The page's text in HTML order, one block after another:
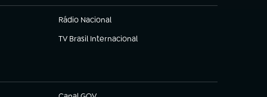
Rádio Nacional
TV Brasil Internacional
(abre em nova aba)